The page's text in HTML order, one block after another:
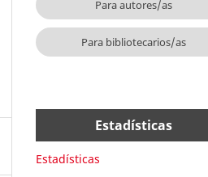
Para autores/as
Para bibliotecarios/as
Estadísticas
Estadísticas